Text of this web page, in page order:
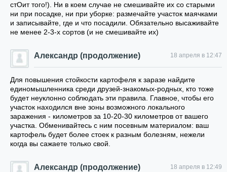
стОит того!). Ни в коем случае не смешивайте их со старыми
ни при посадке, ни при уборке: размечайте участок маячками
и записывайте, где и что посадили. Обязательно высаживайте
не менее 2-3-х сортов (и не смешивайте их)
Александр (продолжение) 18 апреля в 12:47
Для повышения стойкости картофеля к заразе найдите
единомышленника среди друзей-знакомых-родных, кто тоже
будет неуклонно соблюдать эти правила. Главное, чтобы его
участок находился вне зоны возможного локального
заражения - километров за 10-20-30 километров от вашего
участка. Обменивайтесь с ним посевным материалом: ваш
картофель будет более стоек к разным болезням, нежели
когда вы сажаете только свой.
Александр (продолжение) 18 апреля в 12:49